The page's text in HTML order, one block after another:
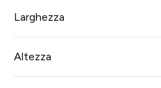
Larghezza
Altezza